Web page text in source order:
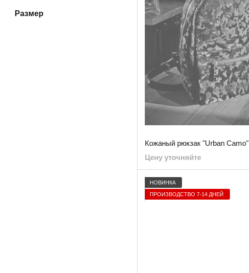
Кожаный рюкзак "Urban Camo"
Цену уточняйте
НОВИНКА
ПРОИЗВОДСТВО 7-14 ДНЕЙ
Размер